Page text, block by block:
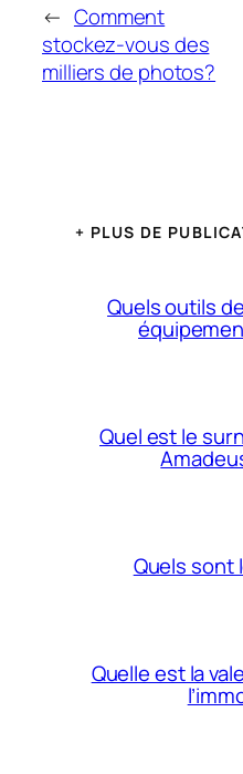
← Comment
stockez-vous des
milliers de photos?
+ PLUS DE
Quels outils
Quel est le
Quels sont
Quelle est la